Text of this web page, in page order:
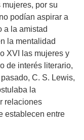
por su
podían aspirar a
a la amistad
la mentalidad
XVI las mujeres y
de interés literario,
C. S. Lewis,
la
relaciones
establecen entre